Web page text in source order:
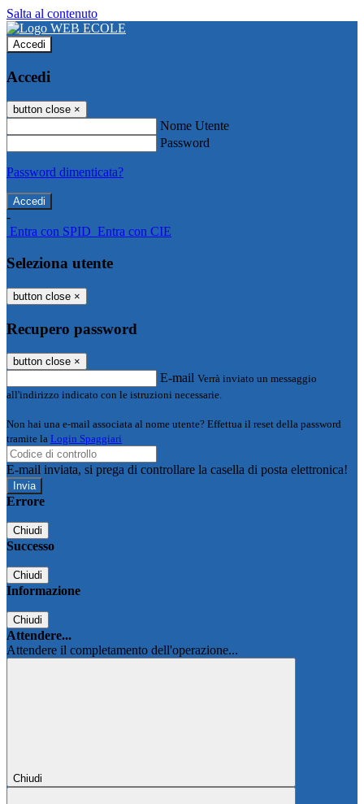
Salta al contenuto
Accedi
Accedi
button close ×
Nome Utente
Password
Password dimenticata?
-
Entra con SPID Entra con CIE
Seleziona utente
button close ×
Recupero password
button close ×
E-mail Verrà inviato un messaggio
all'indirizzo indicato con le istruzioni necessarie.
Non hai una e-mail associata al nome utente? Effettua il reset della password
tramite la Login Spaggiari
E-mail inviata, si prega di controllare la casella di posta elettronica!
Errore
Chiudi
Successo
Chiudi
Informazione
Chiudi
Attendere...
Attendere il completamento dell'operazione...
Chiudi